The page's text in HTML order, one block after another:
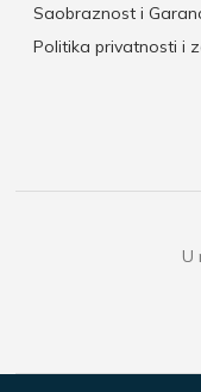
Saobraznost i
Politika privatnosti i
U